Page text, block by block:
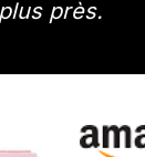
près.